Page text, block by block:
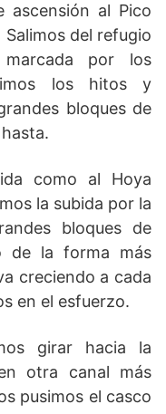
ascensión al Pico
del refugio
por los
los hitos y
bloques de
como al Hoya
la subida por la
bloques de
de la forma más
creciendo a cada
en el esfuerzo.
girar hacia la
otra canal más
pusimos el casco